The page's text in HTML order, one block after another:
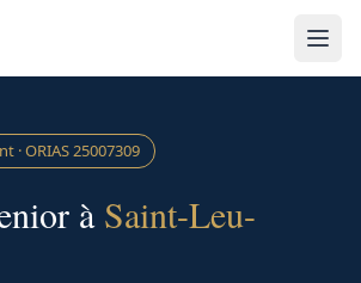
· ORIAS25007309
à Saint-Leu-